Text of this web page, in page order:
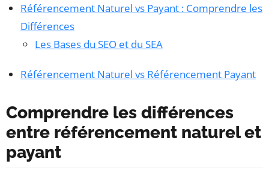
Référencement Naturel vs Payant : Comprendre les
Différences
Les Bases du SEO et du SEA
Référencement Naturel vs Référencement Payant
Comprendre les différences
entre référencement naturel et
payant